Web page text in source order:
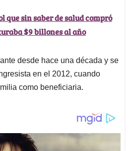
que sin saber de salud compró
$9 billones al año
desde hace una década y se
en el 2012, cuando
como beneficiaria.